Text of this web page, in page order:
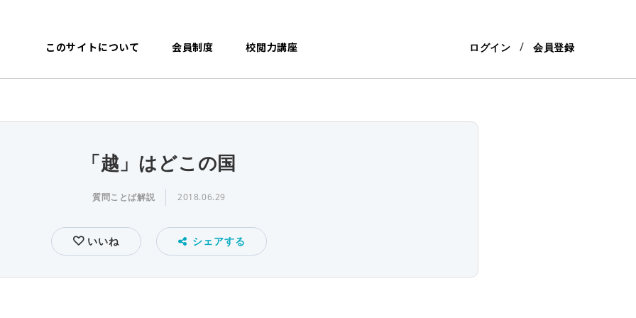
このサイトについて 会員制度 校閲力講座 ログイン 会員登録
「越」はどこの国
質問ことば解説 2018.06.29
いいね シェアする